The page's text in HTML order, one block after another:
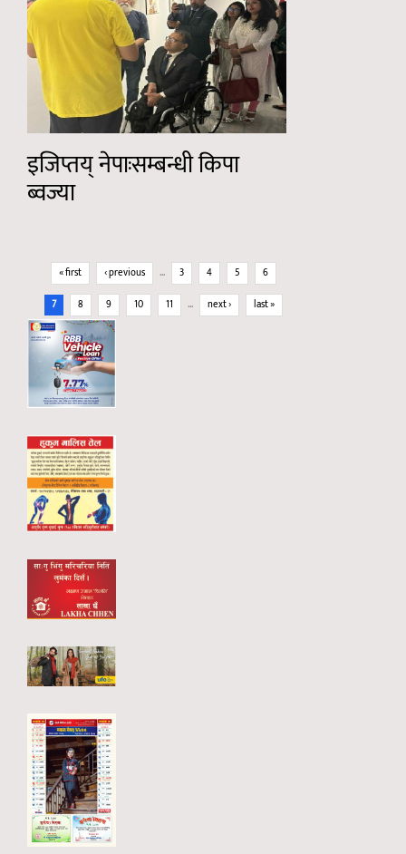
इजिप्तय् नेपाःसम्बन्धी किपा
ब्वज्या
Pages
« first ‹ previous … 3 4 5
6
7
8 9 10 11 … next › last »